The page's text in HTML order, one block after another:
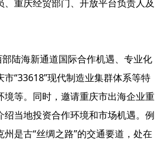
重庆经贸部门、开放平台负责人及
陆海新通道国际合作机遇、专业化
“33618”现代制造业集群体系等特
境等。同时，邀请重庆市出海企业重
当地投资合作环境和市场机遇。 例
是古“丝绸之路”的交通要道，处在